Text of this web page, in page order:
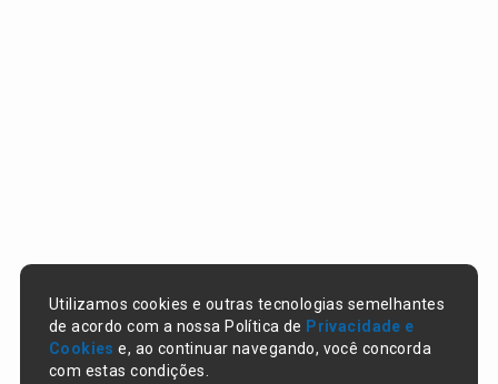
Utilizamos cookies e outras tecnologias semelhantes
de acordo com a nossa Política de Privacidade e
Cookies e, ao continuar navegando, você concorda
com estas condições.